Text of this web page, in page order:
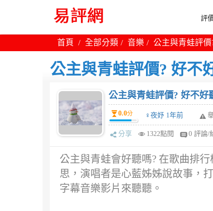
評
首頁 全部分類 音樂 公主與青蛙評價
公主與青蛙評價? 好不
公主與青蛙評價? 好不好
0.0分 ♀夜妤 1年前
分享 1322點閱 0 評論/
公主與青蛙會好聽嗎? 在歌曲排
思，演唱者是心藍姊姊說故事，
字幕音樂影片來聽聽。